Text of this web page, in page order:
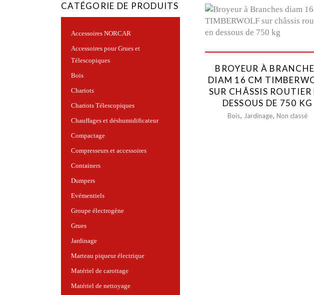
BROYEUR À
DIAM 16 CM
SUR CHÂSSIS ROUTIER
DESSOUS DE 750 KG
Bois, Jardinage, Non classé
CATÉGORIE DE PRODUITS
Accessoires NORCAR
Accessoires pour Grues et
Télescopiques
Bois
Chariots
Chariots Télescopiques
Chauffages et déshumidificateur
Compactage
Compresseurs et accessoires
Containers
Dumpers
Evémentiels
Groupe électrogène
Grues
Jardinage
Marteau piqueur électrique
Matériel de carottage
Matériel de nettoyage